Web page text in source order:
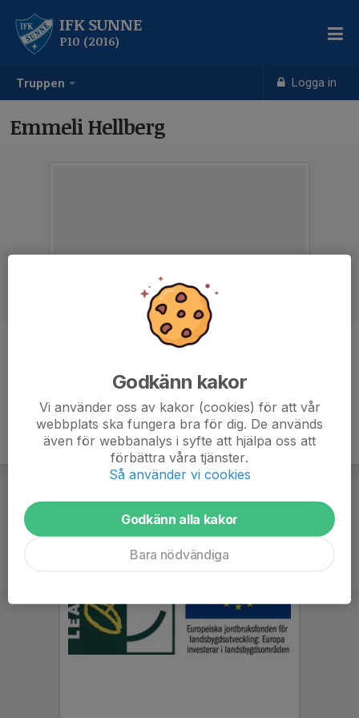
Truppen Logga in
IFK SUNNE
P10 (2016)
Emmeli Hellberg
Godkänn kakor
Vi använder oss av kakor (cookies) för att vår
webbplats ska fungera bra för dig. De används
även för webbanalys i syfte att hjälpa oss att
förbättra våra tjänster.
Så använder vi cookies
Godkänn alla kakor
Bara nödvändiga